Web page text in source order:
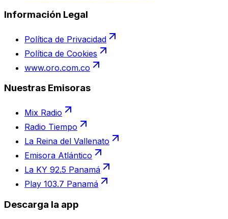
Información Legal
Política de Privacidad
Política de Cookies
www.oro.com.co
Nuestras Emisoras
Mix Radio
Radio Tiempo
La Reina del Vallenato
Emisora Atlántico
La KY 92.5 Panamá
Play 103.7 Panamá
Descarga la app